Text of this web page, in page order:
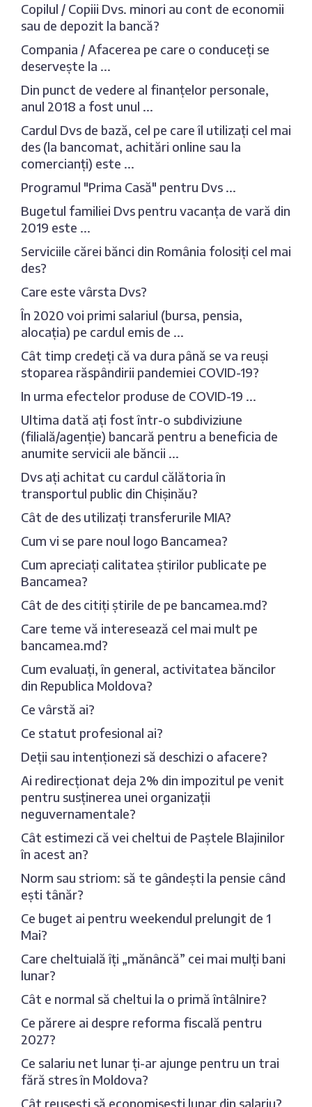
Copilul / Copiii Dvs. minori au cont de economii
sau de depozit la bancă?
Compania / Afacerea pe care o conduceți se
deservește la ...
Din punct de vedere al finanțelor personale,
anul 2018 a fost unul ...
Cardul Dvs de bază, cel pe care îl utilizați cel mai
des (la bancomat, achitări online sau la
comercianți) este ...
Programul "Prima Casă" pentru Dvs ...
Bugetul familiei Dvs pentru vacanța de vară din
2019 este ...
Serviciile cărei bănci din România folosiți cel mai
des?
Care este vârsta Dvs?
În 2020 voi primi salariul (bursa, pensia,
alocația) pe cardul emis de ...
Cât timp credeți că va dura până se va reuși
stoparea răspândirii pandemiei COVID-19?
In urma efectelor produse de COVID-19 ...
Ultima dată ați fost într-o subdiviziune
(filială/agenție) bancară pentru a beneficia de
anumite servicii ale băncii ...
Dvs ați achitat cu cardul călătoria în
transportul public din Chișinău?
Cât de des utilizați transferurile MIA?
Cum vi se pare noul logo Bancamea?
Cum apreciați calitatea știrilor publicate pe
Bancamea?
Cât de des citiți știrile de pe bancamea.md?
Care teme vă interesează cel mai mult pe
bancamea.md?
Cum evaluați, în general, activitatea băncilor
din Republica Moldova?
Ce vârstă ai?
Ce statut profesional ai?
Deții sau intenționezi să deschizi o afacere?
Ai redirecționat deja 2% din impozitul pe venit
pentru susținerea unei organizații
neguvernamentale?
Cât estimezi că vei cheltui de Paștele Blajinilor
în acest an?
Norm sau striom: să te gândești la pensie când
ești tânăr?
Ce buget ai pentru weekendul prelungit de 1
Mai?
Care cheltuială îți „mănâncă” cei mai mulți bani
lunar?
Cât e normal să cheltui la o primă întâlnire?
Ce părere ai despre reforma fiscală pentru
2027?
Ce salariu net lunar ți-ar ajunge pentru un trai
fără stres în Moldova?
Cât reușești să economisești lunar din salariu?